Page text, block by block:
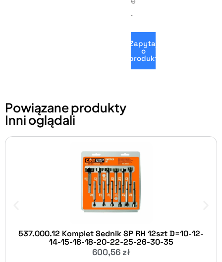
.
Zapytaj
o
produkt
Powiązane produkty
Inni oglądali
537.000.12 Komplet Sednik SP RH 12szt D=10-12-
14-15-16-18-20-22-25-26-30-35
600,56 zł